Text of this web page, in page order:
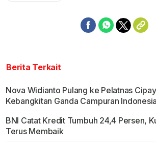
Berita Terkait
Nova Widianto Pulang ke Pelatnas
Kebangkitan Ganda Campuran Indonesia
BNI Catat Kredit Tumbuh 24,4 Persen,
Terus Membaik